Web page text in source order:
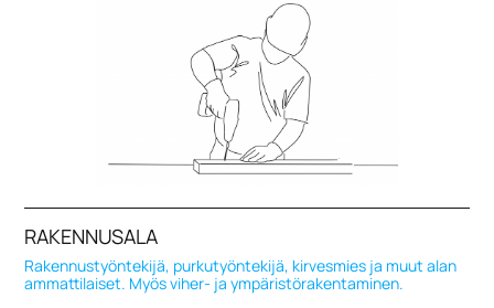
RAKENNUSALA
Rakennustyöntekijä, purkutyöntekijä, kirvesmies ja muut alan
ammattilaiset. Myös viher- ja ympäristörakentaminen.